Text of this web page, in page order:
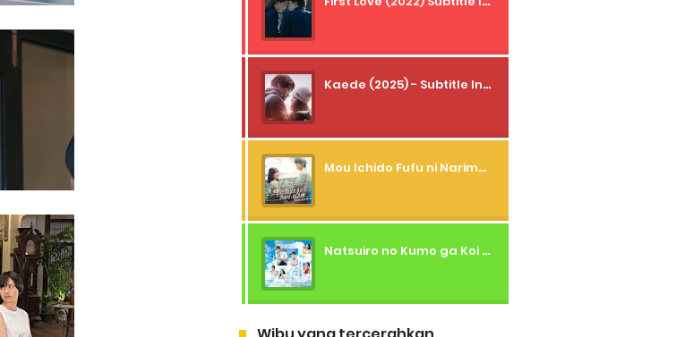
Kaede (2025) - Subtitle Indonesia
Mou Ichido Fufu ni Narimasu ka? (2026) - 01 Subtitle Indonesia
Natsuiro no Kumo ga Koi to Arashi wo Makiokosu (2026) - 01 Subtitle Indonesia